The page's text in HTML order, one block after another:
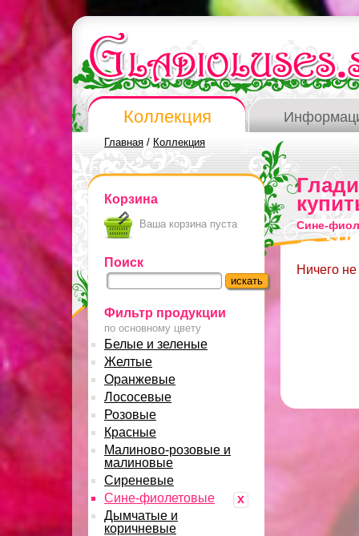
Коллекция
Главная / Коллекция
Корзина
Ваша корзина пуста
Поиск
Фильтр продукции
по основному цвету
Белые и зеленые
Желтые
Оранжевые
Лососевые
Розовые
Красные
Малиново-розовые и
малиновые
Сиреневые
x
Сине-фиолетовые
Дымчатые и
коричневые
Сине-
Ничего